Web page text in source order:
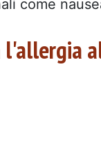
come
l'allergia